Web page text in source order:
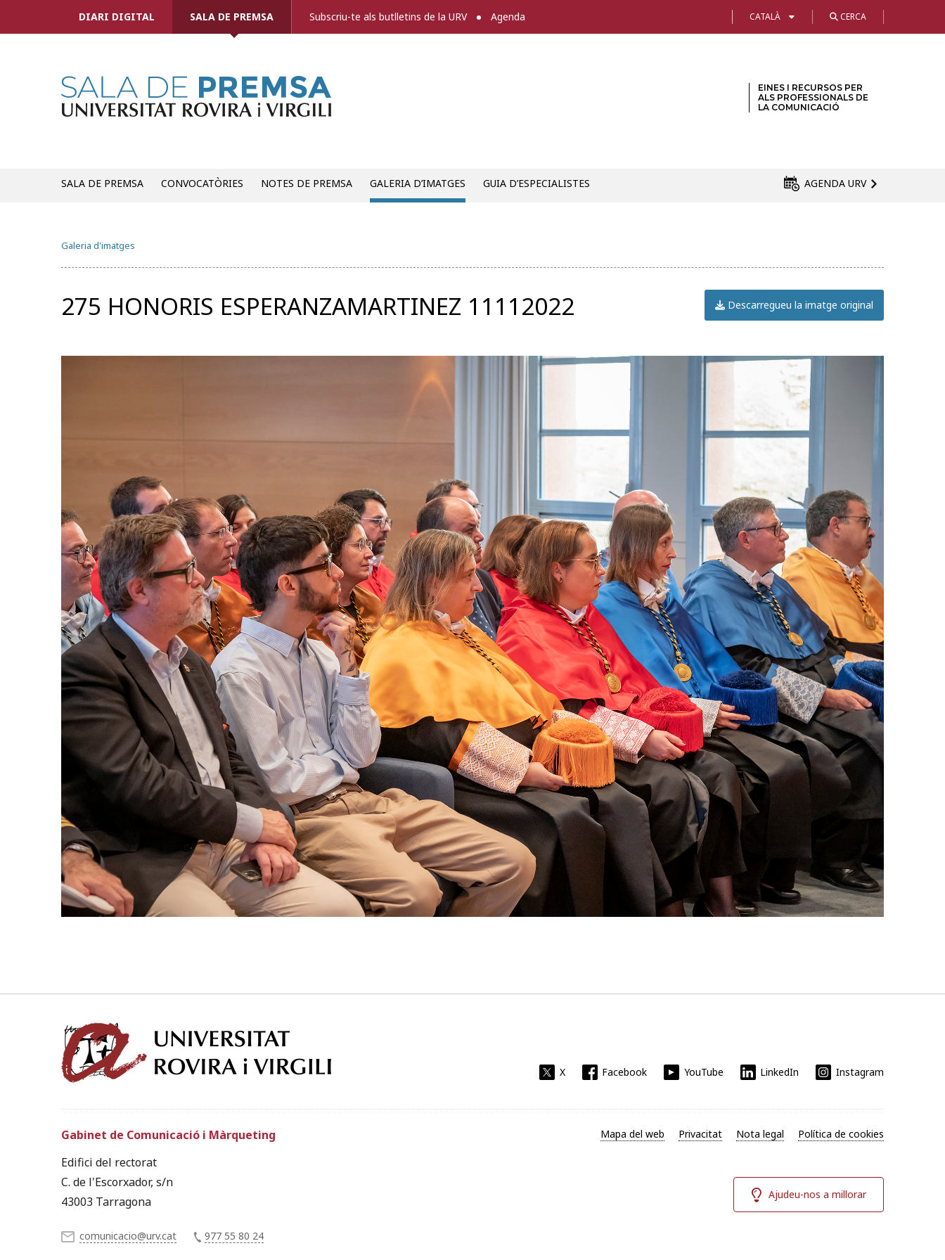
DIARI DIGITAL SALA DE PREMSA Subscriu-te als butlletins de la URV Agenda CATALÀ CERCA
EINES I RECURSOS PER
ALS PROFESSIONALS DE
LA COMUNICACIÓ
SALA DE PREMSA CONVOCATÒRIES NOTES DE PREMSA GALERIA D’IMATGES GUIA D’ESPECIALISTES AGENDA URV
Galeria d'imatges
275 HONORIS ESPERANZAMARTINEZ 11112022 Descarregueu la imatge original
X Facebook YouTube LinkedIn Instagram
Gabinet de Comunicació i Màrqueting
Edifici del rectorat
C. de l'Escorxador, s/n
43003 Tarragona
comunicacio@urv.cat 977 55 80 24
Mapa del web Privacitat Nota legal Política de cookies
Ajudeu-nos a millorar